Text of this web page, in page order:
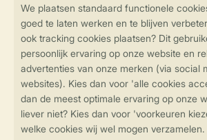
Controle over jouw
Veilig en snel online boeken
Veilige gegevensoverdracht
Veilige betaling